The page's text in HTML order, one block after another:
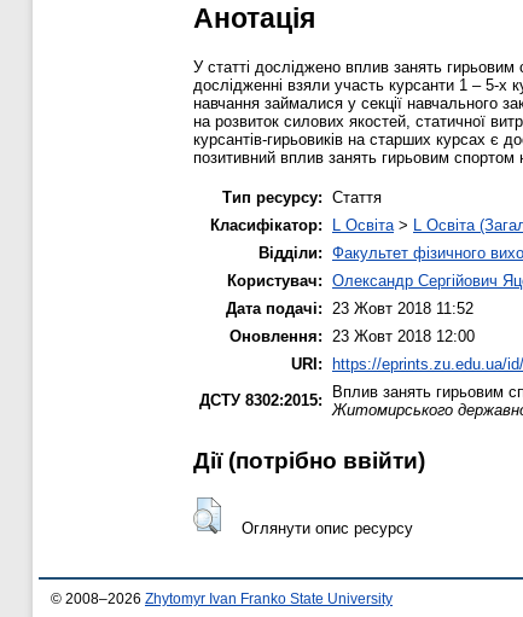
Анотація
У статті досліджено вплив занять гирьовим
дослідженні взяли участь курсанти 1 – 5-х
навчання займалися у секції навчального
на розвиток силових якостей, статичної
курсантів-гирьовиків на старших курсах є
позитивний вплив занять гирьовим спортом
Тип ресурсу: Стаття
Класифікатор:
L Освіта > L Освіта
Відділи: Факультет фізичного
Користувач: Олександр Сергійович
Дата подачі:
23 Жовт 2018 11:52
Оновлення:
23 Жовт 2018 12:00
URI: https://eprints.zu.edu.ua/
ДСТУ 8302:2015:
Вплив занять гирьовим
Житомирського
Дії ​​(потрібно ввійти)
Оглянути опис ресурсу
© 2008–2026 Zhytomyr Ivan Franko State University